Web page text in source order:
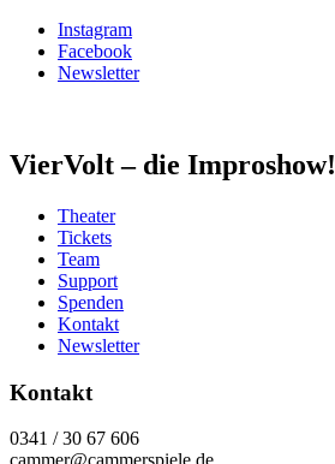
Instagram
Facebook
Newsletter
VierVolt – die Improshow!
Theater
Tickets
Team
Support
Spenden
Kontakt
Newsletter
Kontakt
0341 / 30 67 606